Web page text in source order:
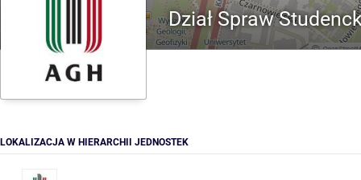
Dział Spraw
LOKALIZACJA W HIERARCHII JEDNOSTEK